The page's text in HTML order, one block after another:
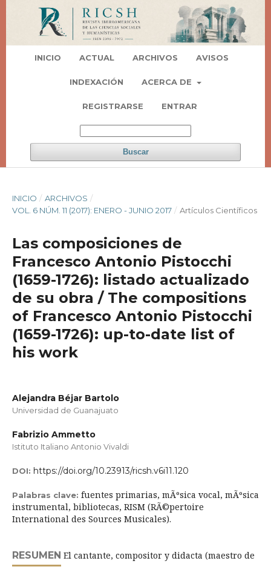
INICIO ACTUAL ARCHIVOS AVISOS
INDEXACIÓN ACERCA DE
REGISTRARSE ENTRAR
Buscar
INICIO / ARCHIVOS /
VOL. 6 NÚM. 11 (2017): ENERO - JUNIO 2017 / Artí­culos Científicos
Las composiciones de
Francesco Antonio Pistocchi
(1659-1726): listado actualizado
de su obra / The compositions
of Francesco Antonio Pistocchi
(1659-1726): up-to-date list of
his work
Alejandra Béjar Bartolo
Universidad de Guanajuato
Fabrizio Ammetto
Istituto Italiano Antonio Vivaldi
DOI: https://doi.org/10.23913/ricsh.v6i11.120
Palabras clave: fuentes primarias, mÃºsica vocal, mÃºsica
instrumental, bibliotecas, RISM (RÃ©pertoire
International des Sources Musicales).
RESUMEN El cantante, compositor y didacta (maestro de